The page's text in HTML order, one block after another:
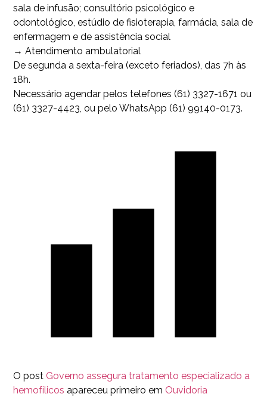
sala de infusão; consultório psicológico e
odontológico, estúdio de fisioterapia, farmácia, sala de
enfermagem e de assistência social
→ Atendimento ambulatorial
De segunda a sexta-feira (exceto feriados), das 7h às
18h.
Necessário agendar pelos telefones (61) 3327-1671 ou
(61) 3327-4423, ou pelo WhatsApp (61) 99140-0173.
O post Governo assegura tratamento especializado a
hemofílicos apareceu primeiro em Ouvidoria